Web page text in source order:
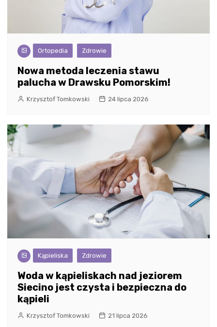
Ortopedia Zdrowie
Nowa metoda leczenia stawu
palucha w Drawsku Pomorskim!
Krzysztof Tomkowski 24 lipca 2026
Kąpieliska Zdrowie
Woda w kąpieliskach nad jeziorem
Siecino jest czysta i bezpieczna do
kąpieli
Krzysztof Tomkowski 21 lipca 2026